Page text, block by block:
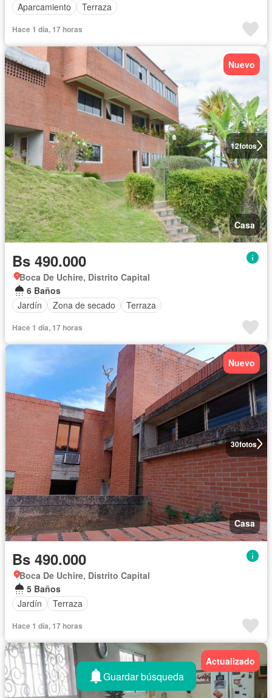
Aparcamiento
Terraza
Hace 1 día, 17 horas
12fotos
Nuevo
Casa
Bs 490.000
Boca De Uchire, Distrito Capital
6 Baños
Jardín
Zona de secado Terraza
Hace 1 día, 17 horas
30fotos
Nuevo
Casa
Bs 490.000
Boca De Uchire, Distrito Capital
5 Baños
Jardín
Terraza
Hace 1 día, 17 horas
Actualizado
Guardar búsqueda